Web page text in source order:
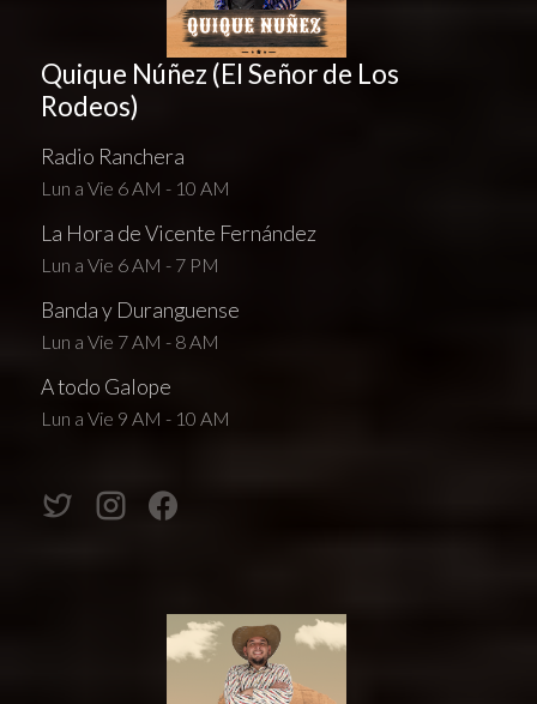
Quique Núñez (El Señor de Los
Rodeos)
Radio Ranchera
Lun a Vie 6 AM - 10 AM
La Hora de Vicente Fernández
Lun a Vie 6 AM - 7 PM
Banda y Duranguense
Lun a Vie 7 AM - 8 AM
A todo Galope
Lun a Vie 9 AM - 10 AM